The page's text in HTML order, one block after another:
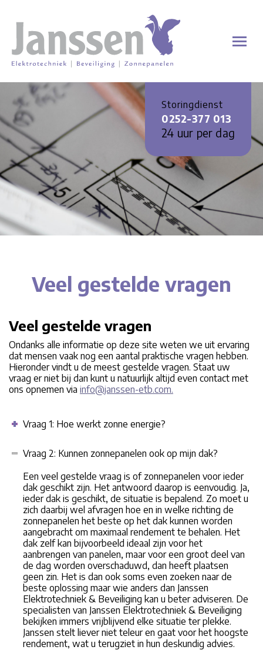
Storingdienst
0252-377 013
24 uur per dag
Veel gestelde vragen
Veel gestelde vragen
Ondanks alle informatie op deze site weten we uit ervaring
dat mensen vaak nog een aantal praktische vragen hebben.
Hieronder vindt u de meest gestelde vragen. Staat uw
vraag er niet bij dan kunt u natuurlijk altijd even contact met
ons opnemen via info@janssen-etb.com.
Vraag 1: Hoe werkt zonne energie?
Vraag 2: Kunnen zonnepanelen ook op mijn dak?
Een veel gestelde vraag is of zonnepanelen voor ieder
dak geschikt zijn. Het antwoord daarop is eenvoudig. Ja,
ieder dak is geschikt, de situatie is bepalend. Zo moet u
zich daarbij wel afvragen hoe en in welke richting de
zonnepanelen het beste op het dak kunnen worden
aangebracht om maximaal rendement te behalen. Het
dak zelf kan bijvoorbeeld ideaal zijn voor het
aanbrengen van panelen, maar voor een groot deel van
de dag worden overschaduwd, dan heeft plaatsen
geen zin. Het is dan ook soms even zoeken naar de
beste oplossing maar wie anders dan Janssen
Elektrotechniek & Beveiliging kan u beter adviseren. De
specialisten van Janssen Elektrotechniek & Beveiliging
bekijken immers vrijblijvend elke situatie ter plekke.
Janssen stelt liever niet teleur en gaat voor het hoogste
rendement, wat u terugziet in hun deskundig advies.